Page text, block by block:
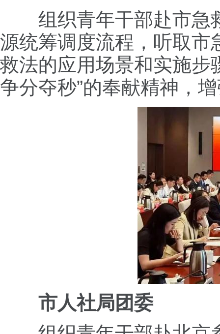
组织青年干部赴市急
源统筹调度流程，听取市
救法的应用场景和实施步
争分夺秒”的奉献精神，
市人社局团委